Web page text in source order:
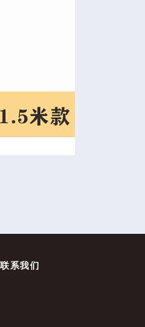
联系我们